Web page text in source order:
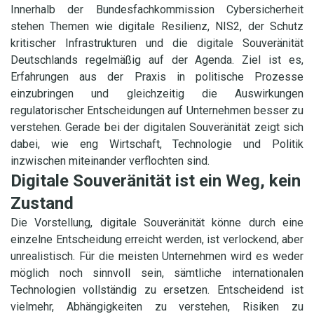
Innerhalb der Bundesfachkommission Cybersicherheit
stehen Themen wie digitale Resilienz, NIS2, der Schutz
kritischer Infrastrukturen und die digitale Souveränität
Deutschlands regelmäßig auf der Agenda. Ziel ist es,
Erfahrungen aus der Praxis in politische Prozesse
einzubringen und gleichzeitig die Auswirkungen
regulatorischer Entscheidungen auf Unternehmen besser zu
verstehen. Gerade bei der digitalen Souveränität zeigt sich
dabei, wie eng Wirtschaft, Technologie und Politik
inzwischen miteinander verflochten sind.
Digitale Souveränität ist ein Weg, kein
Zustand
Die Vorstellung, digitale Souveränität könne durch eine
einzelne Entscheidung erreicht werden, ist verlockend, aber
unrealistisch. Für die meisten Unternehmen wird es weder
möglich noch sinnvoll sein, sämtliche internationalen
Technologien vollständig zu ersetzen. Entscheidend ist
vielmehr, Abhängigkeiten zu verstehen, Risiken zu